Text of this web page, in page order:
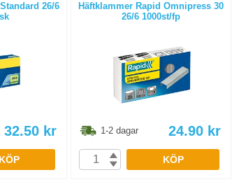
26/6
32.50 kr
KÖP
Häftklammer Rapid Omnipress 30
26/6 1000st/fp
1-2 dagar 24.90 kr
KÖP